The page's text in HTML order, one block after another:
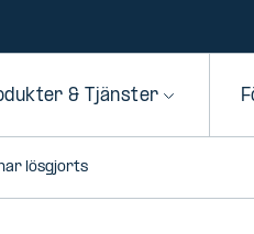
& Tjänster
lösgjorts